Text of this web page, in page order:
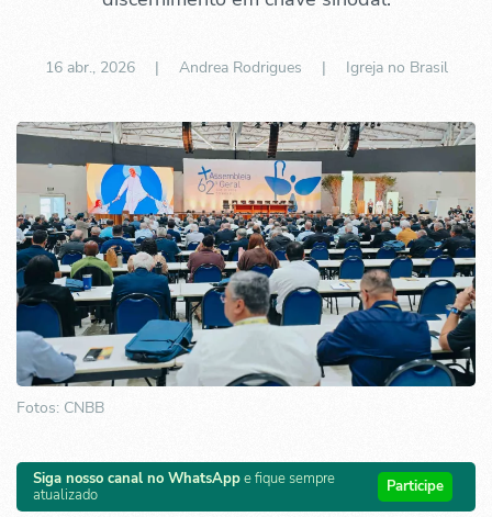
16 abr., 2026| Andrea Rodrigues | Igreja no Brasil
Fotos: CNBB
Siga nosso canal no WhatsAppe fique sempre
atualizado
Participe